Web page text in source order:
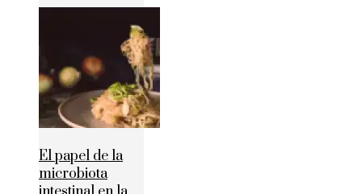
El papel de la
microbiota